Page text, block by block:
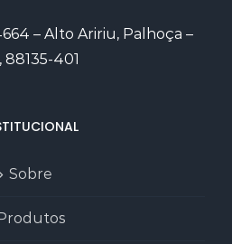
– Alto Aririu, Palhoça –
88135-401
Sobre